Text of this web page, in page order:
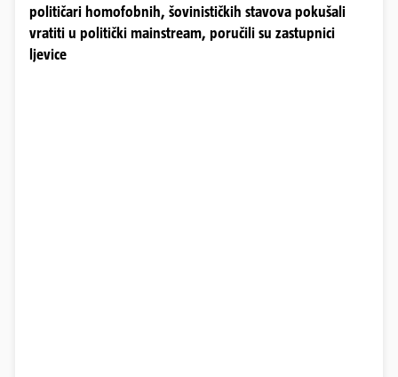
političari homofobnih, šovinističkih stavova pokušali
vratiti u politički mainstream, poručili su zastupnici
ljevice